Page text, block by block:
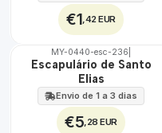
€1 ,42 EUR
🇵🇹
MY-0440-esc-236
Escapulário de Santo
Elias
Envio de 1 a 3 dias
€5 ,28 EUR